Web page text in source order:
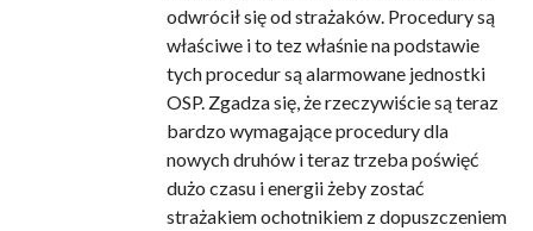
odwrócił się od strażaków. Procedury są
właściwe i to tez właśnie na podstawie
tych procedur są alarmowane jednostki
OSP. Zgadza się, że rzeczywiście są teraz
bardzo wymagające procedury dla
nowych druhów i teraz trzeba poświęć
dużo czasu i energii żeby zostać
strażakiem ochotnikiem z dopuszczeniem